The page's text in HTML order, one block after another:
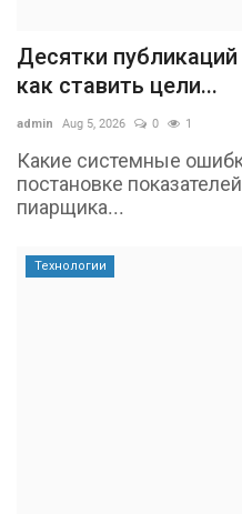
Десятки
как ставить цели...
admin Aug 5, 2026 0 1
Какие системные
постановке
пиарщика...
Технологии